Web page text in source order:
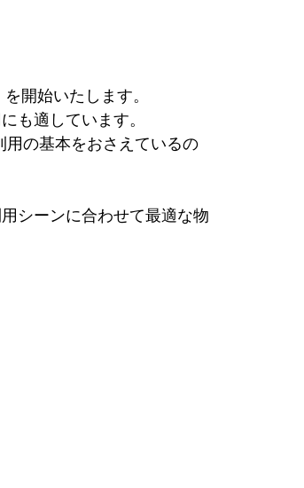
開始いたします。
も適しています。
の基本をおさえているの
シーンに合わせて最適な物